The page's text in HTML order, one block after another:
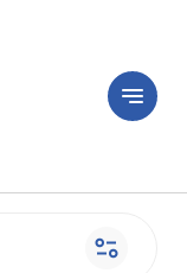
notes
page_info